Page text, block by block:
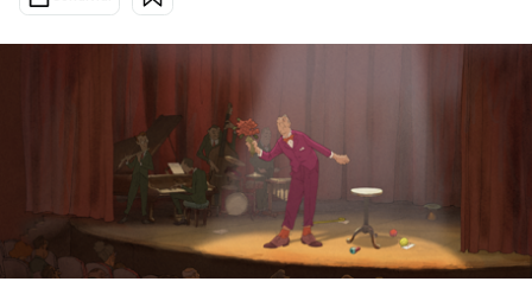
Economia
PODCAST
NEWSLETTER